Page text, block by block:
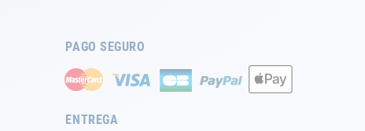
PAGO SEGURO
ENTREGA